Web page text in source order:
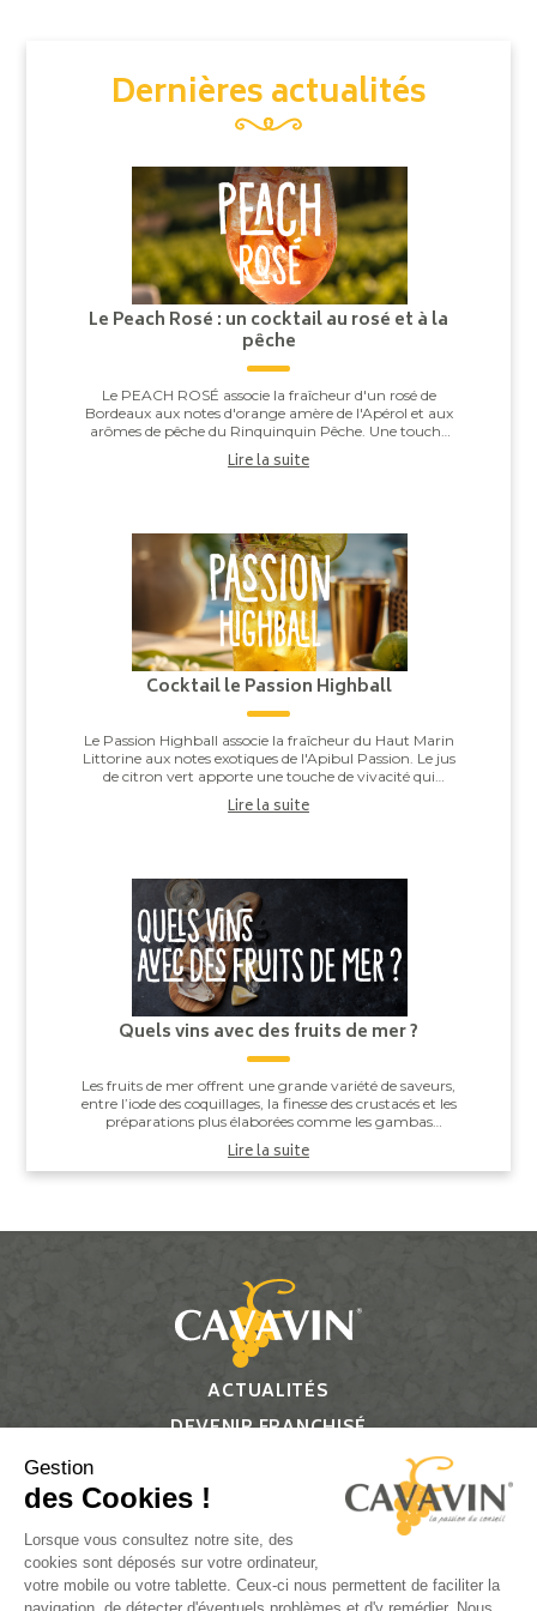
Dernières actualités
Le Peach Rosé : un cocktail au rosé et à la
pêche
Le PEACH ROSÉ associe la fraîcheur d'un rosé de
Bordeaux aux notes d'orange amère de l'Apérol et aux
arômes de pêche du Rinquinquin Pêche. Une touche
d'eau pétillante vient apporter légèreté et v...
Lire la suite
Cocktail le Passion Highball
Le Passion Highball associe la fraîcheur du Haut Marin
Littorine aux notes exotiques de l'Apibul Passion. Le jus
de citron vert apporte une touche de vivacité qui
équilibre l'ensemble, pour un co...
Lire la suite
Quels vins avec des fruits de mer ?
Les fruits de mer offrent une grande variété de saveurs,
entre l’iode des coquillages, la finesse des crustacés et les
préparations plus élaborées comme les gambas
grillées ou les noix de Saint-J...
Lire la suite
ACTUALITÉS
DEVENIR FRANCHISÉ
Suivez-nous
Gestion
des Cookies !
Lorsque vous consultez notre site, des
cookies sont déposés sur votre ordinateur,
votre mobile ou votre tablette. Ceux-ci nous permettent de faciliter la